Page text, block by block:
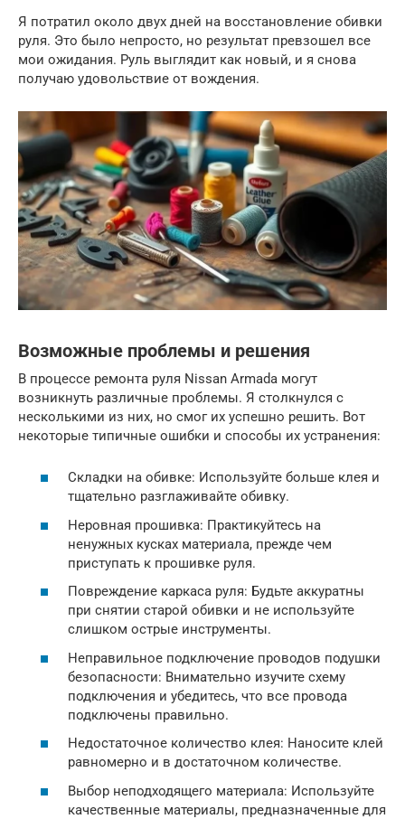
Я потратил около двух дней на восстановление обивки
руля. Это было непросто, но результат превзошел все
мои ожидания. Руль выглядит как новый, и я снова
получаю удовольствие от вождения.
Возможные проблемы и решения
В процессе ремонта руля Nissan Armada могут
возникнуть различные проблемы. Я столкнулся с
несколькими из них, но смог их успешно решить. Вот
некоторые типичные ошибки и способы их устранения:
Складки на обивке: Используйте больше клея и
тщательно разглаживайте обивку.
Неровная прошивка: Практикуйтесь на
ненужных кусках материала, прежде чем
приступать к прошивке руля.
Повреждение каркаса руля: Будьте аккуратны
при снятии старой обивки и не используйте
слишком острые инструменты.
Неправильное подключение проводов подушки
безопасности: Внимательно изучите схему
подключения и убедитесь, что все провода
подключены правильно.
Недостаточное количество клея: Наносите клей
равномерно и в достаточном количестве.
Выбор неподходящего материала: Используйте
качественные материалы, предназначенные для